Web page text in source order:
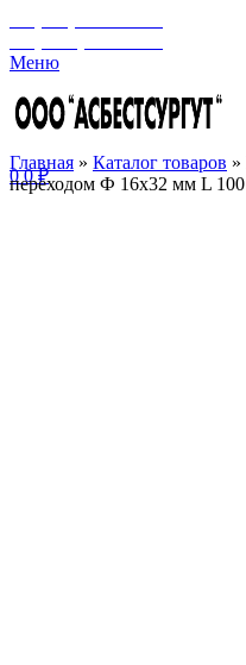
Меню
00₽
Главная » Каталог товаров »
переходом Ф 16х32 мм L